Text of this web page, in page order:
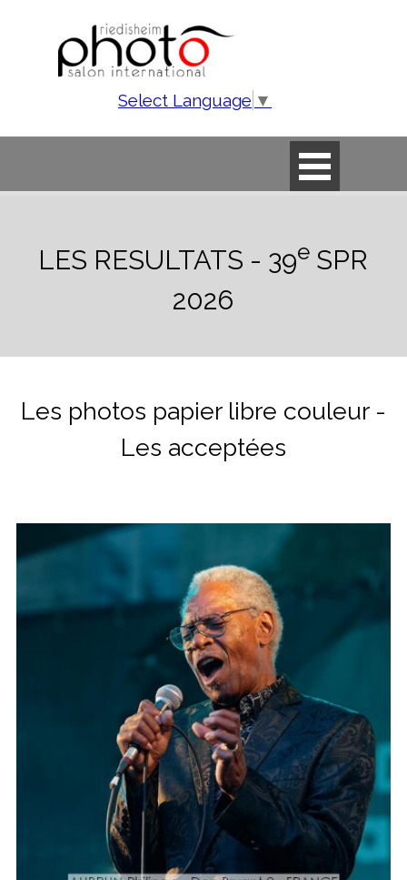
Sauter le menu
Select Language ▼
LES RESULTATS - 39e SPR
2026
Les photos papier libre couleur -
Les acceptées